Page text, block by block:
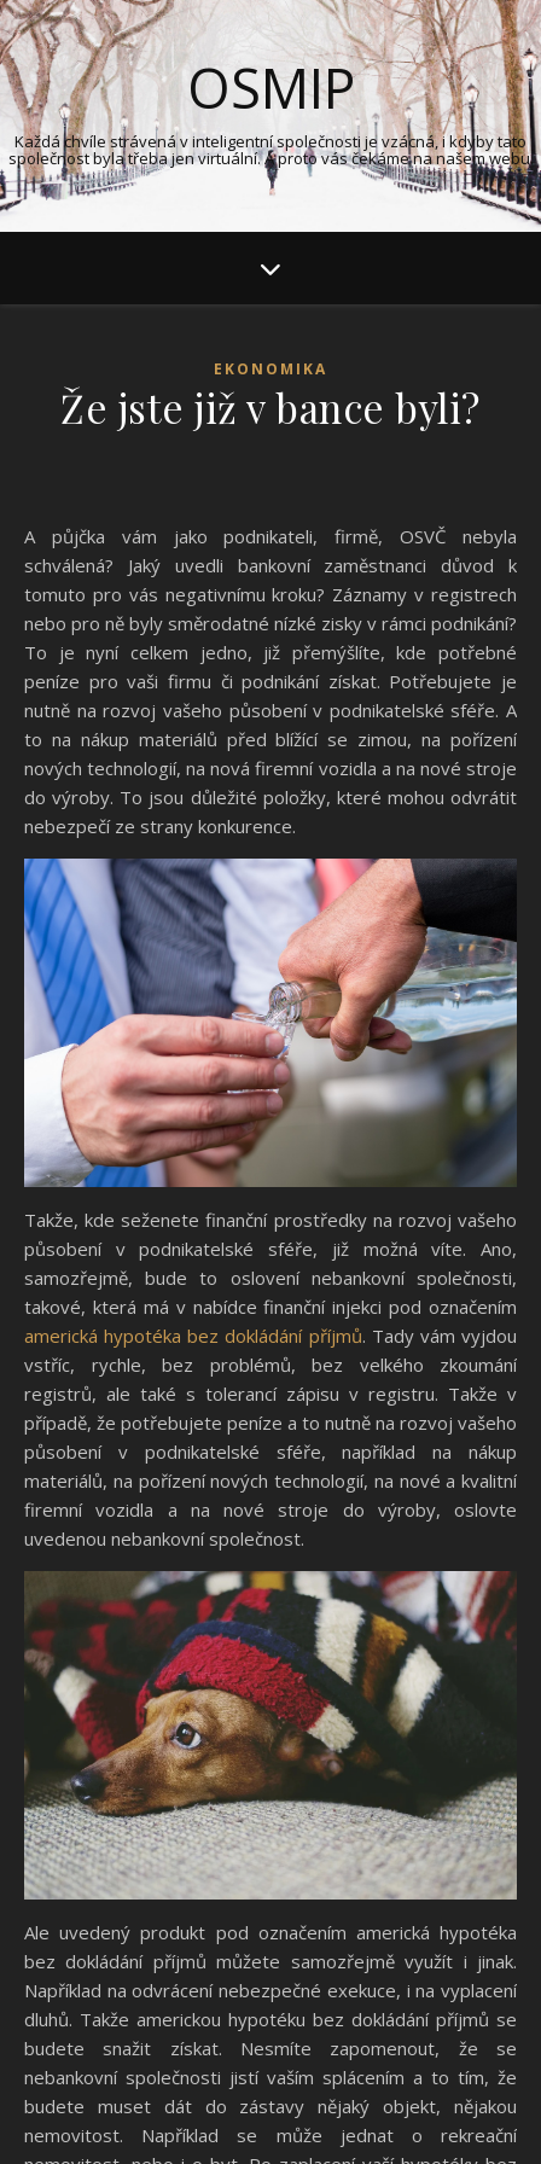
OSMIP
Každá chvíle strávená v inteligentní společnosti je vzácná, i kdyby tato
společnost byla třeba jen virtuální. A proto vás čekáme na našem webu.
EKONOMIKA
Že jste již v bance byli?
A půjčka vám jako podnikateli, firmě, OSVČ nebyla
schválená? Jaký uvedli bankovní zaměstnanci důvod k
tomuto pro vás negativnímu kroku? Záznamy v registrech
nebo pro ně byly směrodatné nízké zisky v rámci podnikání?
To je nyní celkem jedno, již přemýšlíte, kde potřebné
peníze pro vaši firmu či podnikání získat. Potřebujete je
nutně na rozvoj vašeho působení v podnikatelské sféře. A
to na nákup materiálů před blížící se zimou, na pořízení
nových technologií, na nová firemní vozidla a na nové stroje
do výroby. To jsou důležité položky, které mohou odvrátit
nebezpečí ze strany konkurence.
Takže, kde seženete finanční prostředky na rozvoj vašeho
působení v podnikatelské sféře, již možná víte. Ano,
samozřejmě, bude to oslovení nebankovní společnosti,
takové, která má v nabídce finanční injekci pod označením
americká hypotéka bez dokládání příjmů. Tady vám vyjdou
vstříc, rychle, bez problémů, bez velkého zkoumání
registrů, ale také s tolerancí zápisu v registru. Takže v
případě, že potřebujete peníze a to nutně na rozvoj vašeho
působení v podnikatelské sféře, například na nákup
materiálů, na pořízení nových technologií, na nové a kvalitní
firemní vozidla a na nové stroje do výroby, oslovte
uvedenou nebankovní společnost.
Ale uvedený produkt pod označením americká hypotéka
bez dokládání příjmů můžete samozřejmě využít i jinak.
Například na odvrácení nebezpečné exekuce, i na vyplacení
dluhů. Takže americkou hypotéku bez dokládání příjmů se
budete snažit získat. Nesmíte zapomenout, že se
nebankovní společnosti jistí vaším splácením a to tím, že
budete muset dát do zástavy nějaký objekt, nějakou
nemovitost. Například se může jednat o rekreační